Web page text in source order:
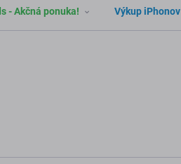
- Akčná ponuka! Výkup iPhonov